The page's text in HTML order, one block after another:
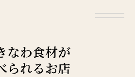
なわ食材が
られるお店